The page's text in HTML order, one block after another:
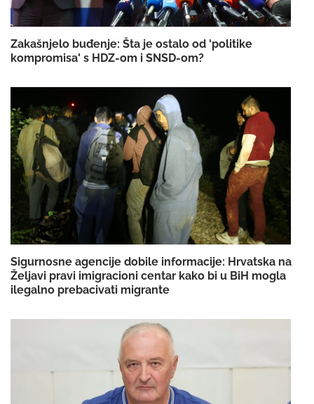
Zakašnjelo buđenje: Šta je ostalo od 'politike
kompromisa' s HDZ-om i SNSD-om?
Sigurnosne agencije dobile informacije: Hrvatska na
Željavi pravi imigracioni centar kako bi u BiH mogla
ilegalno prebacivati migrante